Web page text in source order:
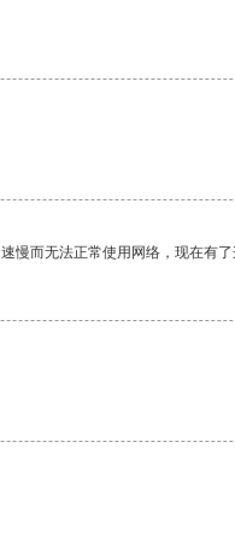
而无法正常使用网络，现在有了